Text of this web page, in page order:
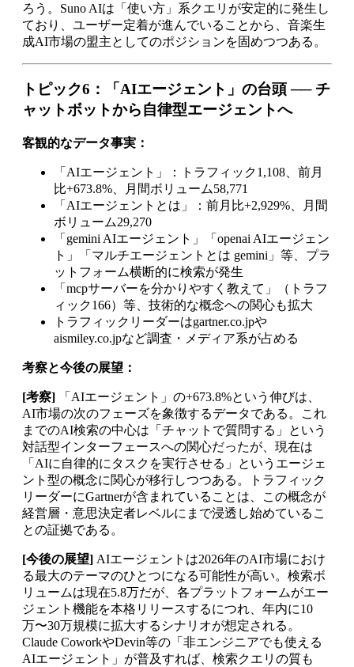
ろう。Suno AIは「使い方」系クエリが安定的に発生し
ており、ユーザー定着が進んでいることから、音楽生
成AI市場の盟主としてのポジションを固めつつある。
トピック6：「AIエージェント」の台頭 ── チ
ャットボットから自律型エージェントへ
客観的なデータ事実：
「AIエージェント」：トラフィック1,108、前月
比+673.8%、月間ボリューム58,771
「AIエージェントとは」：前月比+2,929%、月間
ボリューム29,270
「gemini AIエージェント」「openai AIエージェン
ト」「マルチエージェントとは gemini」等、プラ
ットフォーム横断的に検索が発生
「mcpサーバーを分かりやすく教えて」（トラフ
ィック166）等、技術的な概念への関心も拡大
トラフィックリーダーはgartner.co.jpや
aismiley.co.jpなど調査・メディア系が占める
考察と今後の展望：
[考察] 「AIエージェント」の+673.8%という伸びは、
AI市場の次のフェーズを象徴するデータである。これ
までのAI検索の中心は「チャットで質問する」という
対話型インターフェースへの関心だったが、現在は
「AIに自律的にタスクを実行させる」というエージェ
ント型の概念に関心が移行しつつある。トラフィック
リーダーにGartnerが含まれていることは、この概念が
経営層・意思決定者レベルにまで浸透し始めているこ
との証拠である。
[今後の展望] AIエージェントは2026年のAI市場におけ
る最大のテーマのひとつになる可能性が高い。検索ボ
リュームは現在5.8万だが、各プラットフォームがエー
ジェント機能を本格リリースするにつれ、年内に10
万〜30万規模に拡大するシナリオが想定される。
Claude CoworkやDevin等の「非エンジニアでも使える
AIエージェント」が普及すれば、検索クエリの質も